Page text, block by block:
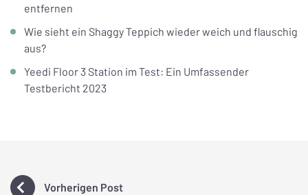
entfernen
Wie sieht ein Shaggy Teppich wieder weich und flauschig
aus?
Yeedi Floor 3 Station im Test: Ein Umfassender
Testbericht 2023
Vorherigen Post